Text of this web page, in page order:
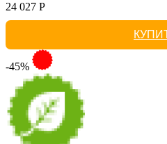
24 027 Р
-45%